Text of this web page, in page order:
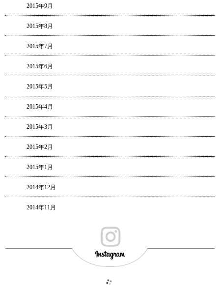
2015年9月
2015年8月
2015年7月
2015年6月
2015年5月
2015年4月
2015年3月
2015年2月
2015年1月
2014年12月
2014年11月